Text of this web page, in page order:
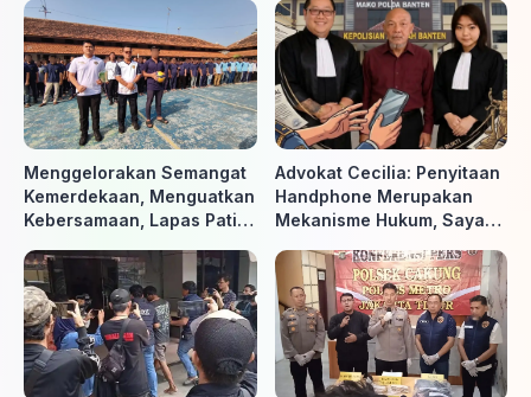
Menggelorakan Semangat
Kemerdekaan, Menguatkan
Kebersamaan, Lapas Pati
ke-81 RI, Warga Binaan
Antusias Ikuti Berbagai
Perlombaan
Advokat Cecilia: Penyitaan
Handphone Merupakan
Mekanisme Hukum, Saya
Diminta Penyidik dan Tidak
perlu takut